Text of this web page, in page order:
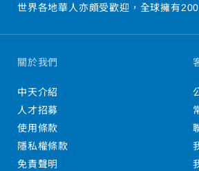
世界各地華人亦頗受歡迎，全球擁有
關於我們
中天介紹
人才招募
使用條款
隱私權條款
免責聲明